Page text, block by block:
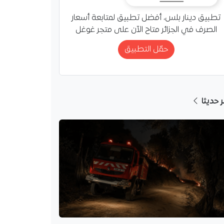
تطبيق دينار بلس، أفضل تطبيق لمتابعة أسعار
الصرف في الجزائر متاح الآن على متجر غوغل
حمّل التطبيق
حديثا